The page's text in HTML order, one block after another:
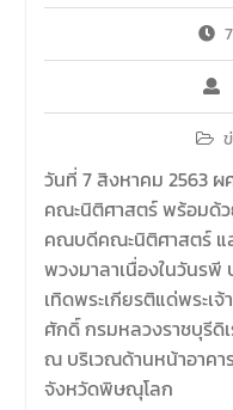
และพบผู้ปกครอง
ศึกษา 2569 โดยไ
จาก รองศาสตรา
ญรัตน์ โชคบันด
คณะนิติศาสตร์ ให้
ประธานในพิธีเปิ
ต้อนรับและให้โอว
มีวัตถุประสงค์เพื่อ
และนิสิตได้ทราบถึ
ด้านการเรียนการ
นิติศาสตร์
วันที่ 7 สิงหาคม 2563
คณะนิติศาสตร์ พร้อมด้ว
คณบดีคณะนิติศาสตร์ แล
พวงมาลาเนื่องในวันรพี
เทิดพระเกียรติแด่พระเ
ศักดิ์ กรมหลวงราชบุรีดิ
ณ บริเวณด้านหน้าอาคา
จังหวัดพิษณุโลก